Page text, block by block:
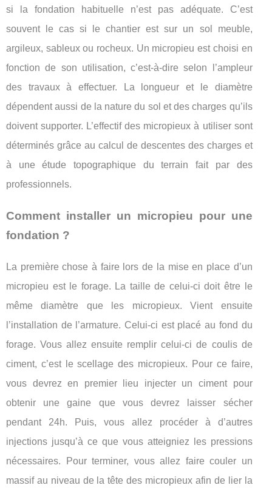
si la fondation habituelle n’est pas adéquate. C’est
souvent le cas si le chantier est sur un sol meuble,
argileux, sableux ou rocheux. Un micropieu est choisi en
fonction de son utilisation, c’est-à-dire selon l’ampleur
des travaux à effectuer. La longueur et le diamètre
dépendent aussi de la nature du sol et des charges qu’ils
doivent supporter. L’effectif des micropieux à utiliser sont
déterminés grâce au calcul de descentes des charges et
à une étude topographique du terrain fait par des
professionnels.
Comment installer un micropieu pour une
fondation ?
La première chose à faire lors de la mise en place d’un
micropieu est le forage. La taille de celui-ci doit être le
même diamètre que les micropieux. Vient ensuite
l’installation de l’armature. Celui-ci est placé au fond du
forage. Vous allez ensuite remplir celui-ci de coulis de
ciment, c’est le scellage des micropieux. Pour ce faire,
vous devrez en premier lieu injecter un ciment pour
obtenir une gaine que vous devrez laisser sécher
pendant 24h. Puis, vous allez procéder à d’autres
injections jusqu’à ce que vous atteigniez les pressions
nécessaires. Pour terminer, vous allez faire couler un
massif au niveau de la tête des micropieux afin de lier la